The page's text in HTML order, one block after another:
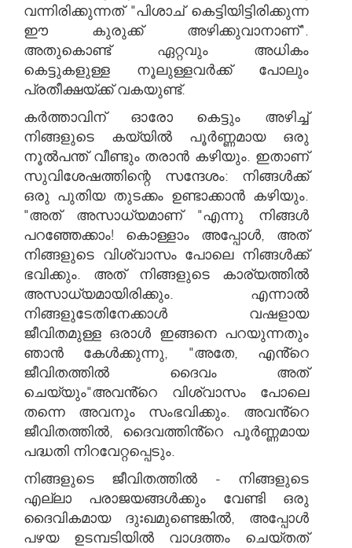
വന്നിരിക്കുന്നത് "പിശാച് കെട്ടിയിട്ടിരിക്കുന്ന
ഈ കുരുക്ക് അഴിക്കുവാനാണ്".
അതുകൊണ്ട് ഏറ്റവും അധികം
കെട്ടുകളുള്ള നൂലുള്ളവർക്ക് പോലും
പ്രതീക്ഷയ്ക്ക് വകയുണ്ട്.
കർത്താവിന് ഓരോ കെട്ടും അഴിച്ച്
നിങ്ങളുടെ കയ്യിൽ പൂർണ്ണമായ ഒരു
നൂൽപന്ത് വീണ്ടും തരാൻ കഴിയും. ഇതാണ്
സുവിശേഷത്തിന്റെ സന്ദേശം: നിങ്ങൾക്ക്
ഒരു പുതിയ തുടക്കം ഉണ്ടാക്കാൻ കഴിയും.
"അത് അസാധ്യമാണ് "എന്നു നിങ്ങൾ
പറഞ്ഞേക്കാം! കൊള്ളാം അപ്പോൾ, അത്
നിങ്ങളുടെ വിശ്വാസം പോലെ നിങ്ങൾക്ക്
ഭവിക്കും. അത് നിങ്ങളുടെ കാര്യത്തിൽ
അസാധ്യമായിരിക്കും. എന്നാൽ
നിങ്ങളുടേതിനേക്കാൾ വഷളായ
ജീവിതമുള്ള ഒരാൾ ഇങ്ങനെ പറയുന്നതും
ഞാൻ കേൾക്കുന്നു, "അതേ, എൻ്റെ
ജീവിതത്തിൽ ദൈവം അത്
ചെയ്യും"അവൻ്റെ വിശ്വാസം പോലെ
തന്നെ അവനും സംഭവിക്കും. അവൻ്റെ
ജീവിതത്തിൽ, ദൈവത്തിൻ്റെ പൂർണ്ണമായ
പദ്ധതി നിറവേറ്റപ്പെടും.
നിങ്ങളുടെ ജീവിതത്തിൽ - നിങ്ങളുടെ
എല്ലാ പരാജയങ്ങൾക്കും വേണ്ടി ഒരു
ദൈവികമായ ദുഃഖമുണ്ടെങ്കിൽ, അപ്പോൾ
പഴയ ഉടമ്പടിയിൽ വാഗ്ദത്തം ചെയ്തത്